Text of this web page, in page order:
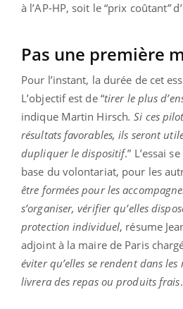
à l’AP-HP, soit le “prix coûtant”
Pas une première
Pour l’instant, la durée de cet
L’objectif est de “tirer le plus
indique Martin Hirsch. Si ces
résultats favorables, ils seront
dupliquer le dispositif.” L’essai
base du volontariat, pour les
être formées pour les
s’organiser, vérifier qu’elles
protection individuel, résume
adjoint à la maire de Paris
éviter qu’elles se rendent dans
livrera des repas ou produits frais